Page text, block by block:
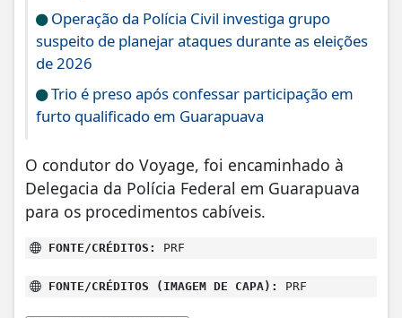
Operação da Polícia Civil investiga grupo
suspeito de planejar ataques durante as eleições
de 2026
Trio é preso após confessar participação em
furto qualificado em Guarapuava
O condutor do Voyage, foi encaminhado à
Delegacia da Polícia Federal em Guarapuava
para os procedimentos cabíveis.
FONTE/CRÉDITOS: PRF
FONTE/CRÉDITOS (IMAGEM DE CAPA): PRF